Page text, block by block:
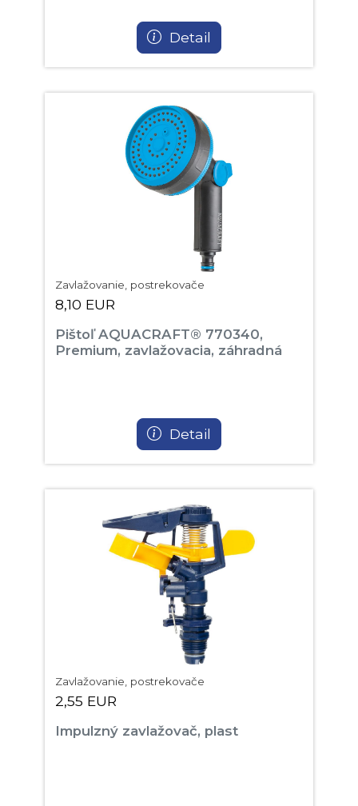
Detail
Zavlažovanie, postrekovače
8,10 EUR
Pištoľ AQUACRAFT® 770340,
Premium, zavlažovacia, záhradná
Detail
Zavlažovanie, postrekovače
2,55 EUR
Impulzný zavlažovač, plast